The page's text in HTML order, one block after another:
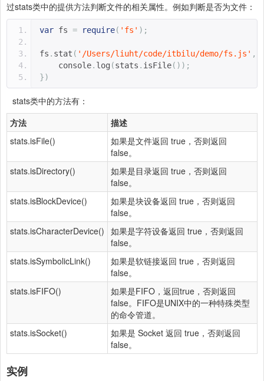
过stats类中的提供方法判断文件的相关属性。例如判断是否为文件：
var fs = require( 'fs' );
fs . stat ( '/Users/liuht/code/itbilu/demo/fs.js' ,
    console
. log (stats . isFile());
})
stats类中的方法有：
方法
描述
stats.isFile()
如果是文件返回 true，否则返回
false。
stats.isDirectory()
如果是目录返回 true，否则返回
false。
stats.isBlockDevice()
如果是块设备返回 true，否则返回
false。
stats.isCharacterDevice() 如果是字符设备返回 true，否则返回
false。
stats.isSymbolicLink()
如果是软链接返回 true，否则返回
false。
stats.isFIFO()
如果是FIFO，返回true，否则返回
false。FIFO是UNIX中的一种特殊类型
的命令管道。
stats.isSocket()
如果是 Socket 返回 true，否则返回
false。
实例